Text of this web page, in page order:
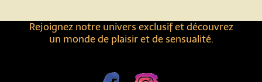
Rejoignez notre univers exclusif et découvrez
un monde de plaisir et de sensualité.